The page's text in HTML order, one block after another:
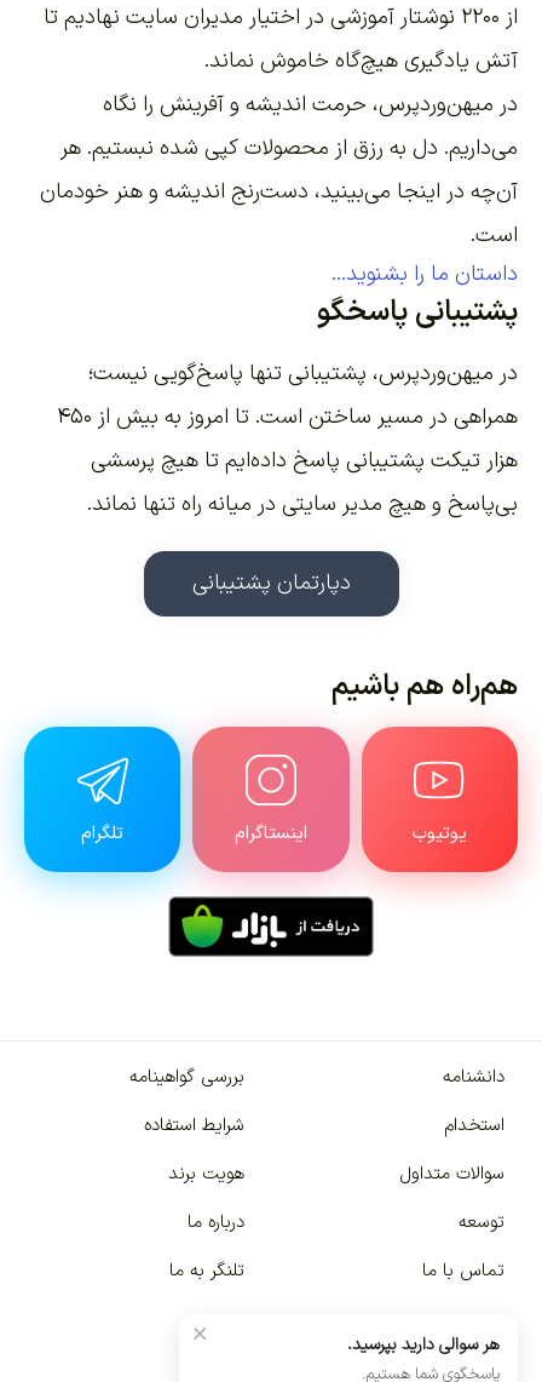
از ۲۲۰۰
نوشتار آموزشی در اختیار مدیران سایت نهادیم تا
آتش یادگیری هیچ‌گاه خاموش نماند.
در میهن‌وردپرس، حرمت اندیشه و آفرینش را نگاه
می‌داریم. دل به رزق از محصولات کپی شده نبستیم. هر
آن‌چه در اینجا می‌بینید، دست‌رنج اندیشه و هنر خودمان
است.
داستان ما را بشنوید...
پشتیبانی پاسخگو
در میهن‌وردپرس، پشتیبانی تنها پاسخ‌گویی نیست؛
همراهی در مسیر ساختن است. تا امروز به بیش از ۴۵۰
هزار تیکت پشتیبانی پاسخ داده‌ایم تا هیچ پرسشی
بی‌پاسخ و هیچ مدیر سایتی در میانه راه تنها نماند.
دپارتمان پشتیبانی
هم‌راه هم باشیم
یوتیوب اینستاگرام تلگرام
دانشنامه
بررسی گواهینامه
استخدام
شرایط استفاده
سوالات متداول
هویت برند
توسعه
درباره ما
تماس با ما
تلنگر به ما
× هر سوالی دارید بپرسید.
پاسخگوی شما هستیم.